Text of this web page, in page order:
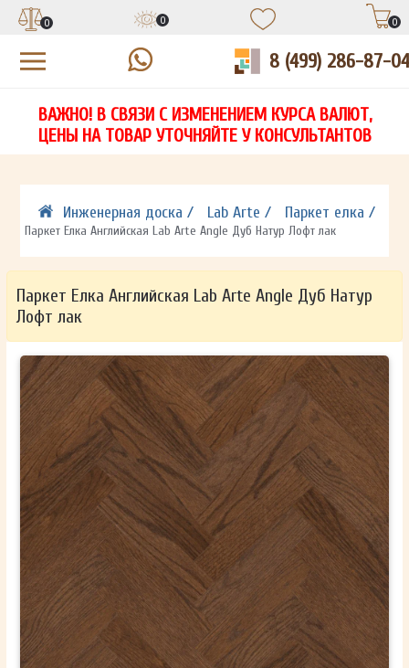
НА
СВЯЖЕТСЯ С ВАМИ В ТЕЧЕНИЕ 15 МИНУТ
ОТПРАВИТЬ
Ваши данные не будут переданы третьим лицам
ЗАПОЛНИТЕ ФОРМУ И НАШ МЕНЕДЖЕР
СВЯЖЕТСЯ С ВАМИ В ТЕЧЕНИЕ 15 МИНУТ
ОТПРАВИТЬ
Ваши данные не будут переданы третьим лицам
ЗАПОЛНИТЕ ФОРМУ И НАШ МЕНЕДЖЕР
СВЯЖЕТСЯ С ВАМИ В ТЕЧЕНИЕ 15 МИНУТ
ОТПРАВИТЬ
Ваши данные не будут переданы третьим лицам
0 0 0
8 (499) 286-87-04
ВАЖНО! В СВЯЗИ С ИЗМЕНЕНИЕМ КУРСА ВАЛЮТ,
ЦЕНЫ НА ТОВАР УТОЧНЯЙТЕ У КОНСУЛЬТАНТОВ
Инженерная доска / Lab Arte / Паркет елка /
Паркет Елка Английская Lab Arte Angle Дуб Натур Лофт лак
Паркет Елка Английская Lab Arte Angle Дуб Натур
Лофт лак